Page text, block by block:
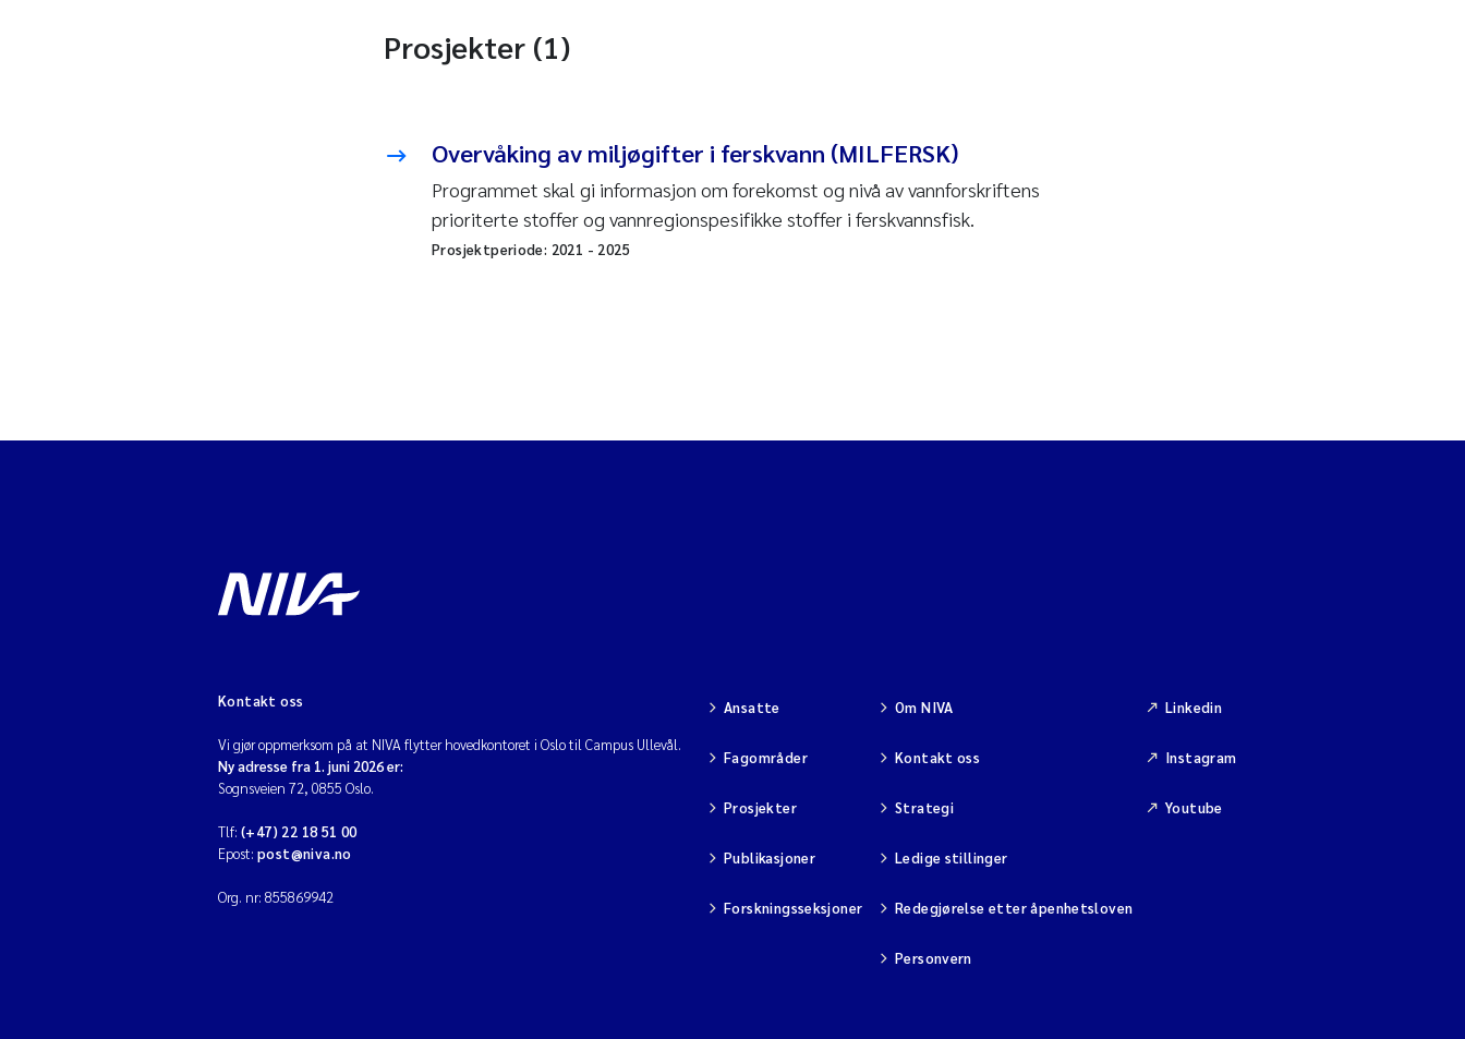
Prosjekter (1)
Overvåking av miljøgifter i ferskvann (MILFERSK)
Programmet skal gi informasjon om forekomst og nivå av vannforskriftens
prioriterte stoffer og vannregionspesifikke stoffer i ferskvannsfisk.
Prosjektperiode: 2021 - 2025
Kontakt oss
Vi gjør oppmerksom på at NIVA flytter hovedkontoret i Oslo til Campus Ullevål.
Ny adresse fra 1. juni 2026 er:
Sognsveien 72, 0855 Oslo.
Tlf: (+47) 22 18 51 00
Epost: post@niva.no
Org. nr: 855869942
Ansatte
Fagområder
Prosjekter
Publikasjoner
Forskningsseksjoner
Om NIVA
Kontakt oss
Strategi
Ledige stillinger
Redegjørelse etter åpenhetsloven
Personvern
Linkedin
Instagram
Youtube